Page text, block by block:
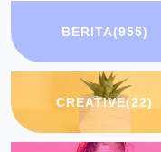
BERITA(955)
CREATIVE(22)